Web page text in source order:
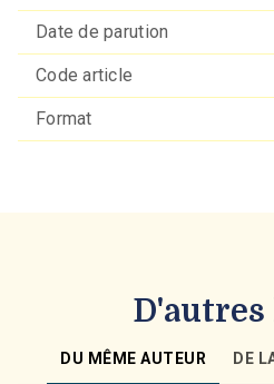
Date de parution
Code article
Format
DU MÊME AUTEUR DE